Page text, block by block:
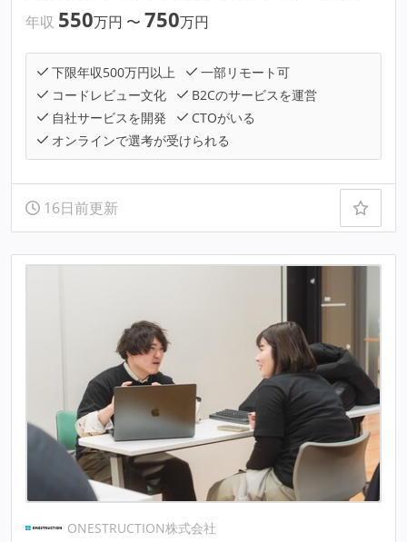
年収 550万円 〜 750万円
下限年収500万円以上
一部リモート可
コードレビュー文化
B2Cのサービスを運営
自社サービスを開発
CTOがいる
オンラインで選考が受けられる
16日前更新
ONESTRUCTION株式会社